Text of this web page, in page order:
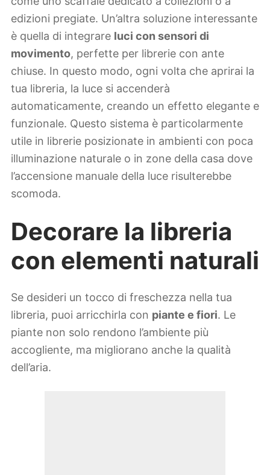
edizioni pregiate. Un’altra soluzione interessante
è quella di integrare luci con sensori di
movimento, perfette per librerie con ante
chiuse. In questo modo, ogni volta che aprirai la
tua libreria, la luce si accenderà
automaticamente, creando un effetto elegante e
funzionale. Questo sistema è particolarmente
utile in librerie posizionate in ambienti con poca
illuminazione naturale o in zone della casa dove
l’accensione manuale della luce risulterebbe
scomoda.
Decorare la libreria
con elementi naturali
Se desideri un tocco di freschezza nella tua
libreria, puoi arricchirla con piante e fiori. Le
piante non solo rendono l’ambiente più
accogliente, ma migliorano anche la qualità
dell’aria.